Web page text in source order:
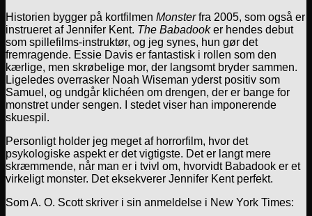
Historien bygger på kortfilmen Monsterfra 2005, som også er
instrueret af Jennifer Kent. The Babadooker hendes debut
som spillefilms-instruktør, og jeg synes, hun gør det
fremragende. Essie Davis er fantastisk i rollen som den
kærlige, men skrøbelige mor, der langsomt bryder sammen.
Ligeledes overrasker Noah Wiseman yderst positiv som
Samuel, og undgår klichéen om drengen, der er bange for
monstret under sengen. I stedet viser han imponerende
skuespil.
Personligt holder jeg meget af horrorfilm, hvor det
psykologiske aspekt er det vigtigste. Det er langt mere
skræmmende, når man er i tvivl om, hvorvidt Babadook er et
virkeligt monster. Det eksekverer Jennifer Kent perfekt.
Som A. O. Scott skriver i sin anmeldelse i New York Times: